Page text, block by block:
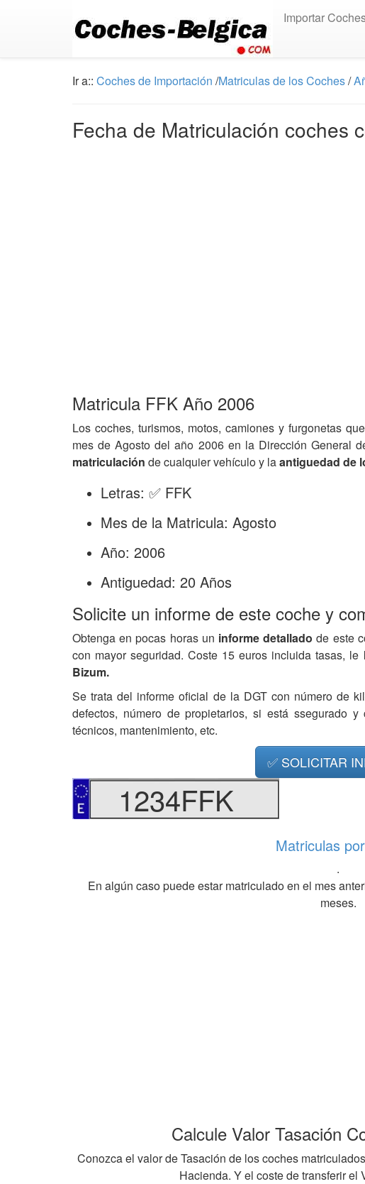
Importar
Ir a:: Coches de Importación /Matriculas de los Coches/
Fecha de Matriculación coches
Matricula FFK Año 2006
Los coches, turismos, motos, camiones y furgonetas
mes de Agosto del año 2006 en la Dirección General
matriculación de cualquier vehículo y laantiguedad de
Letras: ✅ FFK
Mes de la Matricula: Agosto
Año: 2006
Antiguedad: 20 Años
Solicite un informe de este coche y
Obtenga en pocas horas un informe detalladode este
con mayor seguridad. Coste 15 euros incluida tasas, le
Bizum.
Se trata del informe oficial de la DGT con número de
defectos, número de propietarios, si está ssegurado
técnicos, mantenimiento, etc.
✅ SOLICITAR
1234FFK
Matriculas
.
En algún caso puede estar matriculado en el mes
meses.
Calcule Valor Tasación
Conozca el valor de Tasación de los coches
Hacienda. Y el coste de transferir el